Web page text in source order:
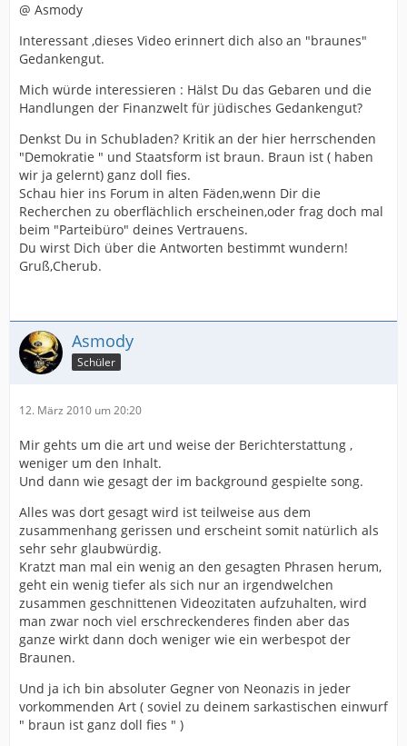
@ Asmody
Interessant ,dieses Video erinnert dich also an "braunes"
Gedankengut.
Mich würde interessieren : Hälst Du das Gebaren und die
Handlungen der Finanzwelt für jüdisches Gedankengut?
Denkst Du in Schubladen? Kritik an der hier herrschenden
"Demokratie " und Staatsform ist braun. Braun ist ( haben
wir ja gelernt) ganz doll fies.
Schau hier ins Forum in alten Fäden,wenn Dir die
Recherchen zu oberflächlich erscheinen,oder frag doch mal
beim "Parteibüro" deines Vertrauens.
Du wirst Dich über die Antworten bestimmt wundern!
Gruß,Cherub.
Asmody
Schüler
12. März 2010 um 20:20
Mir gehts um die art und weise der Berichterstattung ,
weniger um den Inhalt.
Und dann wie gesagt der im background gespielte song.
Alles was dort gesagt wird ist teilweise aus dem
zusammenhang gerissen und erscheint somit natürlich als
sehr sehr glaubwürdig.
Kratzt man mal ein wenig an den gesagten Phrasen herum,
geht ein wenig tiefer als sich nur an irgendwelchen
zusammen geschnittenen Videozitaten aufzuhalten, wird
man zwar noch viel erschreckenderes finden aber das
ganze wirkt dann doch weniger wie ein werbespot der
Braunen.
Und ja ich bin absoluter Gegner von Neonazis in jeder
vorkommenden Art ( soviel zu deinem sarkastischen einwurf
" braun ist ganz doll fies " )